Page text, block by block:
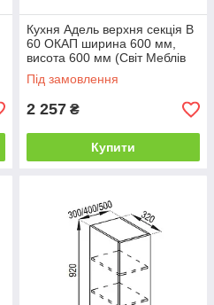
Кухня Адель верхня секція В
60 ОКАП ширина 600 мм,
висота 600 мм (Світ Меблів
ТМ)
Під замовлення
2 257 ₴
Купити